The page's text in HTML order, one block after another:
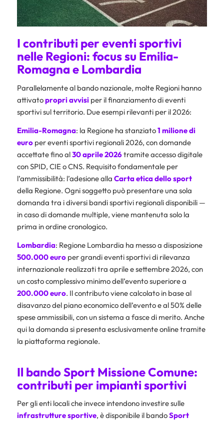
I contributi per eventi sportivi
nelle Regioni: focus su Emilia-
Romagna e Lombardia
Parallelamente al bando nazionale, molte Regioni hanno
attivatopropri avvisiper il finanziamento di eventi
sportivi sul territorio. Due esempi rilevanti per il 2026:
Emilia-Romagna: la Regione ha stanziato1 milione di
europer eventi sportivi regionali 2026, con domande
accettate fino al30 aprile 2026tramite accesso digitale
con SPID, CIE o CNS. Requisito fondamentale per
l’ammissibilità: l’adesione alla Carta etica dello sport
della Regione. Ogni soggetto può presentare una sola
domanda tra i diversi bandi sportivi regionali disponibili —
in caso di domande multiple, viene mantenuta solo la
prima in ordine cronologico.
Lombardia: Regione Lombardia ha messo a disposizione
500.000 europer grandi eventi sportivi di rilevanza
internazionale realizzati tra aprile e settembre 2026, con
un costo complessivo minimo dell’evento superiore a
200.000 euro. Il contributo viene calcolato in base al
disavanzo del piano economico dell’evento e al 50% delle
spese ammissibili, con un sistema a fasce di merito. Anche
qui la domanda si presenta esclusivamente online tramite
la piattaforma regionale.
Il bando Sport Missione Comune:
contributi per impianti sportivi
Per gli enti locali che invece intendono investire sulle
infrastrutture sportive, è disponibile il bandoSport